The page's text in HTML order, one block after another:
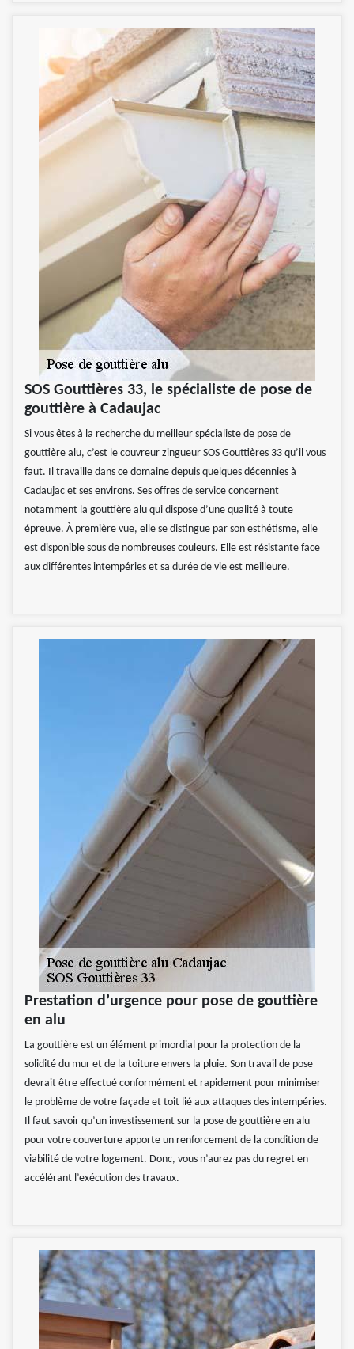
SOS Gouttières 33, le spécialiste de pose de
gouttière à Cadaujac
Si vous êtes à la recherche du meilleur spécialiste de pose de
gouttière alu, c’est le couvreur zingueur SOS Gouttières 33 qu’il vous
faut. Il travaille dans ce domaine depuis quelques décennies à
Cadaujac et ses environs. Ses offres de service concernent
notamment la gouttière alu qui dispose d’une qualité à toute
épreuve. À première vue, elle se distingue par son esthétisme, elle
est disponible sous de nombreuses couleurs. Elle est résistante face
aux différentes intempéries et sa durée de vie est meilleure.
Prestation d’urgence pour pose de gouttière
en alu
La gouttière est un élément primordial pour la protection de la
solidité du mur et de la toiture envers la pluie. Son travail de pose
devrait être effectué conformément et rapidement pour minimiser
le problème de votre façade et toit lié aux attaques des intempéries.
Il faut savoir qu’un investissement sur la pose de gouttière en alu
pour votre couverture apporte un renforcement de la condition de
viabilité de votre logement. Donc, vous n’aurez pas du regret en
accélérant l’exécution des travaux.